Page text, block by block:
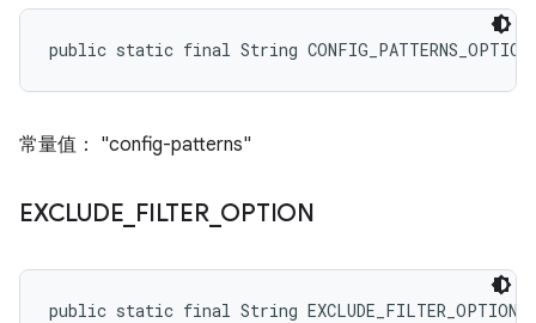
public static final String CONFIG_PATTERNS_OPTION
常量值： "config-patterns"
EXCLUDE FILTER_ OPTION
public static final String EXCLUDE_FILTER_OPTION